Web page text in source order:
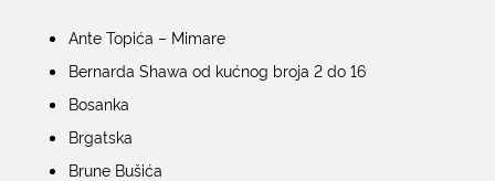
UPRAVNA TIJELA
SAVJET MLADIH ZA GRAĐANE
Ante Topića – Mimare
Bernarda Shawa od kućnog broja 2 do 16
Bosanka
Brgatska
Brune Bušića